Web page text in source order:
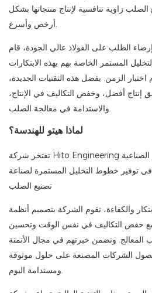
الصلب زاوية تنافسية لإنتاج منتجاتها بشكل
أرخص وأسرع.
الطلب على الفولاذ عالي الجودة، قام
المستمر الخاصة بهم بهذه الابتكارات
اختبار الزمن. بفضل هذه التقنيات الجديدة،
إنتاج أفضل، وخفض التكاليف في الإنتاج،
والاستدامة في معالجة الصلب.
لماذا هيتو للهندسة؟
تفتخر شركة Hito Engineering بكونها موردًا رائدًا للحلول الصناعية
توفير خطوط التخليل المستمرة لصناعة
والكفاءة، تقوم الشركة بتصميم أنظمة
مع خفض التكاليف في نفس الوقت وتحسين
المعالج. وتضمن خبرتهم في مجال الأتمتة
حصول الشركات المصنعة على حلول موثوقة
ومستدامة اليوم.